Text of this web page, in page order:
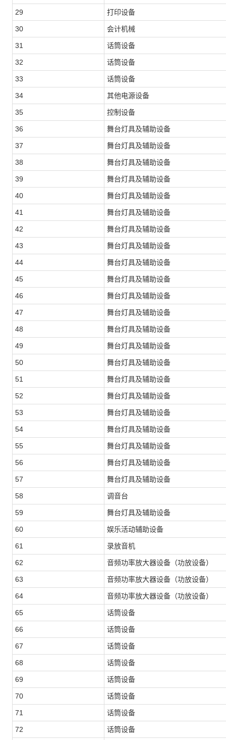
29 打印设备
30 会计机械
31 话筒设备
32 话筒设备
33 话筒设备
34 其他电源设备
35 控制设备
36 舞台灯具及辅助设备
37 舞台灯具及辅助设备
38 舞台灯具及辅助设备
39 舞台灯具及辅助设备
40 舞台灯具及辅助设备
41 舞台灯具及辅助设备
42 舞台灯具及辅助设备
43 舞台灯具及辅助设备
44 舞台灯具及辅助设备
45 舞台灯具及辅助设备
46 舞台灯具及辅助设备
47 舞台灯具及辅助设备
48 舞台灯具及辅助设备
49 舞台灯具及辅助设备
50 舞台灯具及辅助设备
51 舞台灯具及辅助设备
52 舞台灯具及辅助设备
53 舞台灯具及辅助设备
54 舞台灯具及辅助设备
55 舞台灯具及辅助设备
56 舞台灯具及辅助设备
57 舞台灯具及辅助设备
58 调音台
59 舞台灯具及辅助设备
60 娱乐活动辅助设备
61 录放音机
62 音频功率放大器设备（功放设备）
63 音频功率放大器设备（功放设备）
64 音频功率放大器设备（功放设备）
65 话筒设备
66 话筒设备
67 话筒设备
68 话筒设备
69 话筒设备
70 话筒设备
71 话筒设备
72 话筒设备